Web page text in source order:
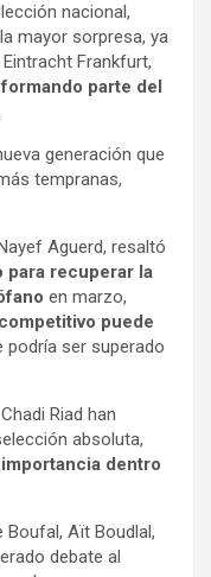
nacional,
mayor sorpresa, ya
Frankfurt,
parte del
generación que
tempranas,
Aguerd, resaltó
para recuperar la
en marzo,
puede
podría ser superado
Riad han
absoluta,
dentro
Boufal, Aït Boudlal,
debate al